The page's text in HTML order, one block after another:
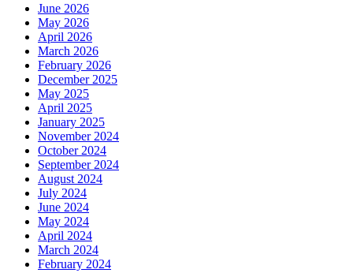
June 2026
May 2026
April 2026
March 2026
February 2026
December 2025
May 2025
April 2025
January 2025
November 2024
October 2024
September 2024
August 2024
July 2024
June 2024
May 2024
April 2024
March 2024
February 2024